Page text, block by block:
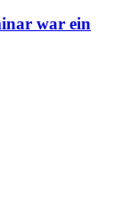
war ein